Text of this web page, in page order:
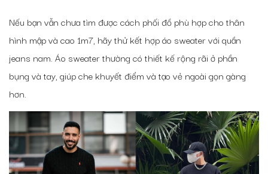
Nếu bạn vẫn chưa tìm được cách phối đồ phù hợp cho thân
hình mập và cao 1m7, hãy thử kết hợp áo sweater với quần
jeans nam. Áo sweater thường có thiết kế rộng rãi ở phần
bụng và tay, giúp che khuyết điểm và tạo vẻ ngoài gọn gàng
hơn.